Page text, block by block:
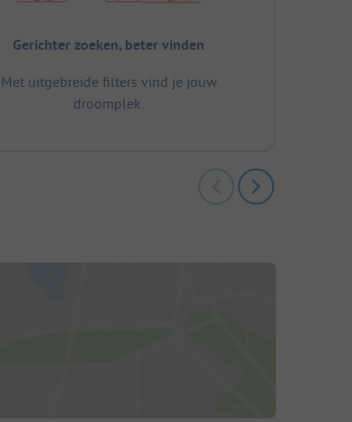
Gerichter zoeken, beter vinden
Met uitgebreide filters vind je jouw
droomplek.